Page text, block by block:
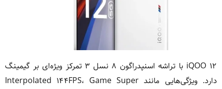
iQOO ۱۲ با تراشه اسنپدراگون ۸ نسل ۳ تمرکز ویژه‌ای بر گیمینگ
دارد. ویژگی‌هایی مانند Interpolated ۱۴۴FPS، Game Super